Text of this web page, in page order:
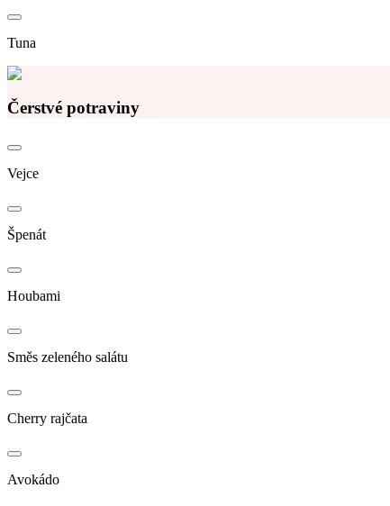
Tuna
Čerstvé potraviny
Vejce
Špenát
Houbami
Směs zeleného salátu
Cherry rajčata
Avokádo